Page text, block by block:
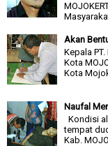
Akan
Kepala
Kota
Kota
Naufal
Kondisi
tempat
Kab.